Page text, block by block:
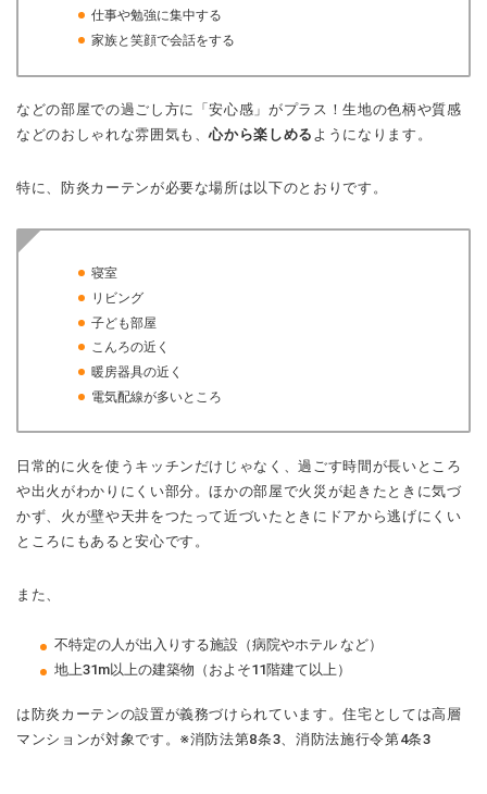
仕事や勉強に集中する
家族と笑顔で会話をする
などの部屋での過ごし方に「安心感」がプラス！生地の色柄や質感
などのおしゃれな雰囲気も、心から楽しめる ようになります。
特に、防炎カーテンが必要な場所は以下のとおりです。
寝室
リビング
子ども部屋
こんろの近く
暖房器具の近く
電気配線が多いところ
日常的に火を使うキッチンだけじゃなく、過ごす時間が長いところ
や出火がわかりにくい部分。ほかの部屋で火災が起きたときに気づ
かず、火が壁や天井をつたって近づいたときにドアから逃げにくい
ところにもあると安心です。
また、
不特定の人が出入りする施設（病院やホテル など）
地上31m以上の建築物（およそ11階建て以上）
は防炎カーテンの設置が義務づけられています。住宅としては高層
マンションが対象です。※消防法第8条3、消防法施行令第4条3